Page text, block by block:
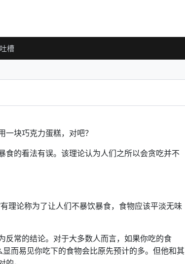
槽
块巧克力蛋糕，对吧？
的看法有误。该理论认为人们之所以会贪吃并不
理论称为了让人们不暴饮暴食，食物应该平淡无味
反常的结论。对于大多数人而言，如果你吃的食
而易见你吃下的食物会比原先预计的多。但他和其